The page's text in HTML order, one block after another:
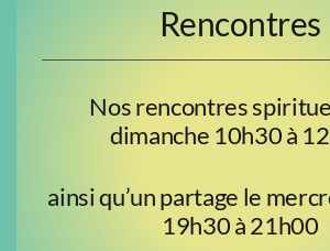
Rencontres
Nos rencontres
dimanche 10h30 à
ainsi qu’un partage le
19h30 à 21h00